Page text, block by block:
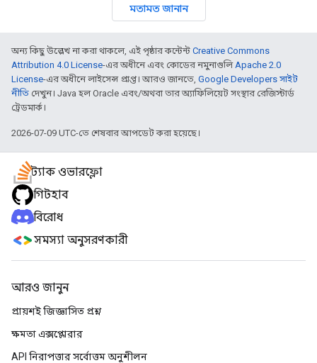
মতামত জানান
অন্য কিছু উল্লেখ না করা থাকলে, এই পৃষ্ঠার কন্টেন্ট Creative Commons
Attribution 4.0 License-এর অধীনে এবং কোডের নমুনাগুলিApache 2.0
License-এর অধীনে লাইসেন্স প্রাপ্ত। আরও জানতে, Google Developers সাইট
নীতি দেখুন। Java হল Oracle এবং/অথবা তার অ্যাফিলিয়েট সংস্থার রেজিস্টার্ড
ট্রেডমার্ক।
2026-07-09 UTC-তে শেষবার আপডেট করা হয়েছে।
স্ট্যাক ওভারফ্লো
গিটহাব
বিরোধ
সমস্যা অনুসরণকারী
আরও জানুন
প্রায়শই জিজ্ঞাসিত প্রশ্ন
ক্ষমতা এক্সপ্লোরার
API নিরাপত্তার সর্বোত্তম অনুশীলন